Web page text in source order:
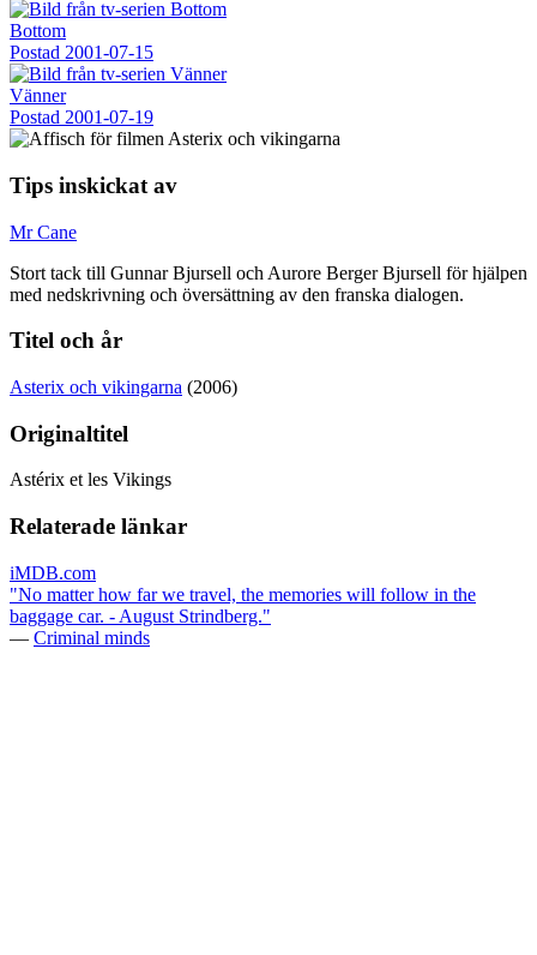
Bottom
Postad 2001-07-15
Vänner
Postad 2001-07-19
Tips inskickat av
Mr Cane
Stort tack till Gunnar Bjursell och Aurore Berger Bjursell för hjälpen
med nedskrivning och översättning av den franska dialogen.
Titel och år
Asterix och vikingarna (2006)
Originaltitel
Astérix et les Vikings
Relaterade länkar
iMDB.com
"No matter how far we travel, the memories will follow in the
baggage car. - August Strindberg."
— Criminal minds